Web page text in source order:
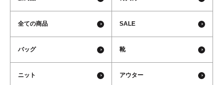
全ての商品 SALE
バッグ 靴
ニット アウター